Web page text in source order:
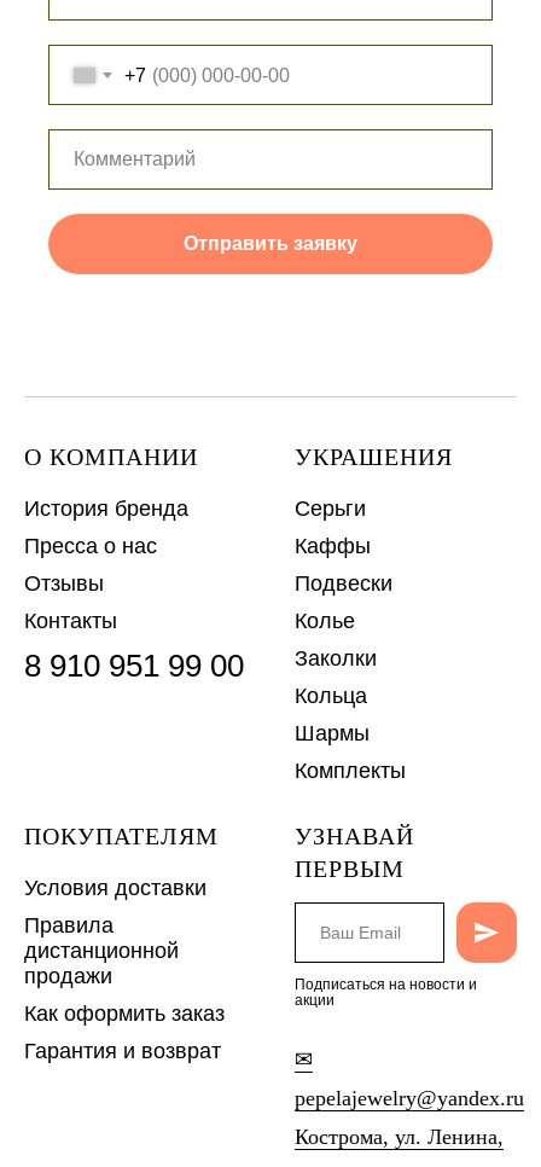
+7
Отправить заявку
О КОМПАНИИ
История бренда
Пресса о нас
Отзывы
Контакты
8 910 951 99 00
УКРАШЕНИЯ
Серьги
Каффы
Подвески
Колье
Заколки
Кольца
Шармы
Комплекты
ПОКУПАТЕЛЯМ
Условия доставки
Правила
дистанционной
продажи
Как оформить заказ
Гарантия и возврат
УЗНАВАЙ
ПЕРВЫМ
Подписаться на новости и
акции
✉
pepelajewelry@yandex.ru
Кострома, ул. Ленина,